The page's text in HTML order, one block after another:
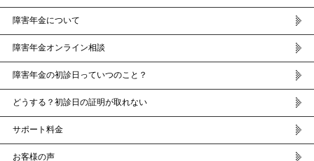
障害年金について
障害年金オンライン相談
障害年金の初診日っていつのこと？
どうする？初診日の証明が取れない
サポート料金
お客様の声